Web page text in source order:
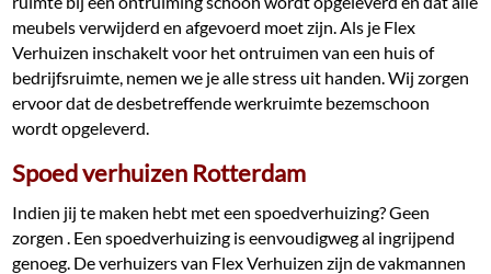
meubels verwijderd en afgevoerd moet zijn. Als je Flex
Verhuizen inschakelt voor het ontruimen van een huis of
bedrijfsruimte, nemen we je alle stress uit handen. Wij zorgen
ervoor dat de desbetreffende werkruimte bezemschoon
wordt opgeleverd.
Spoed verhuizen Rotterdam
Indien jij te maken hebt met een spoedverhuizing? Geen
zorgen . Een spoedverhuizing is eenvoudigweg al ingrijpend
genoeg. De verhuizers van Flex Verhuizen zijn de vakmannen